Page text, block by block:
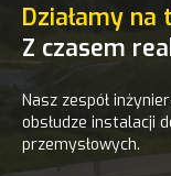
Działamy na
Z czasem
Nasz zespół
obsłudze instalacji
przemysłowych.